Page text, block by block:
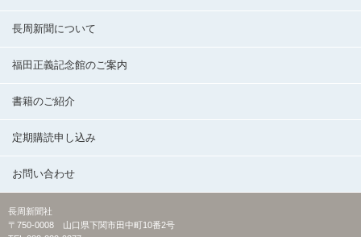
長周新聞について
福田正義記念館のご案内
書籍のご紹介
定期購読申し込み
お問い合わせ
長周新聞社
〒750-0008 山口県下関市田中町10番2号